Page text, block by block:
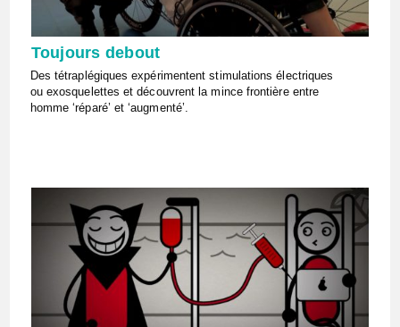
Toujours debout
Des tétraplégiques expérimentent stimulations électriques
ou exosquelettes et découvrent la mince frontière entre
homme ‘réparé’ et ‘augmenté’.